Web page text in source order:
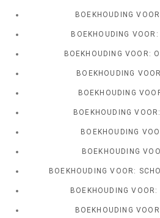
BOEKHOUDING
BOEKHOUDING
BOEKHOUDING VOOR:
BOEKHOUDING
BOEKHOUDING
BOEKHOUDING
BOEKHOUDING
BOEKHOUDING
BOEKHOUDING VOOR:
BOEKHOUDING
BOEKHOUDING